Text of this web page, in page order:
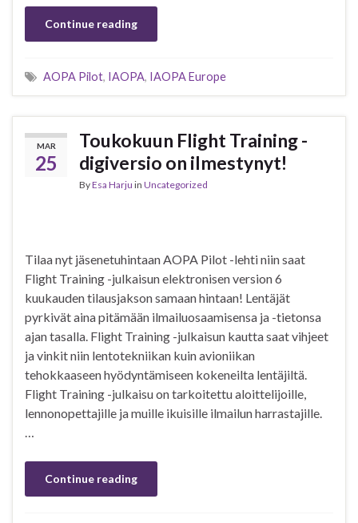
Continue reading
AOPA Pilot, IAOPA, IAOPA Europe
MAR
25
Toukokuun Flight Training -
digiversio on ilmestynyt!
ByEsa Harju in Uncategorized
Tilaa nyt jäsenetuhintaan AOPA Pilot -lehti niin saat
Flight Training -julkaisun elektronisen version 6
kuukauden tilausjakson samaan hintaan! Lentäjät
pyrkivät aina pitämään ilmailuosaamisensa ja -tietonsa
ajan tasalla. Flight Training -julkaisun kautta saat vihjeet
ja vinkit niin lentotekniikan kuin avioniikan
tehokkaaseen hyödyntämiseen kokeneilta lentäjiltä.
Flight Training -julkaisu on tarkoitettu aloittelijoille,
lennonopettajille ja muille ikuisille ilmailun harrastajille.
Continue reading